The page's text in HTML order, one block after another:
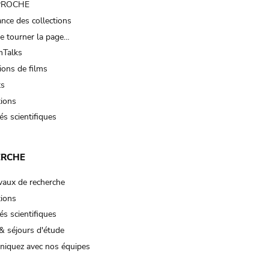
des collections
tourner la page…
de films
scientifiques
de recherche
scientifiques
séjours d'étude
avec nos équipes